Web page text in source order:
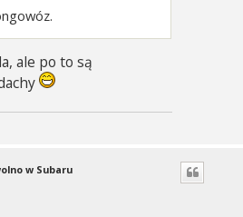
ale po to są
w Subaru